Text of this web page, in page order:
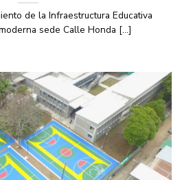
de la Infraestructura Educativa
sede Calle Honda [...]